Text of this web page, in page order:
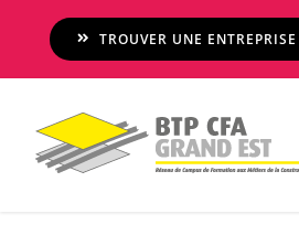
TROUVER UNE ENTREPRISE